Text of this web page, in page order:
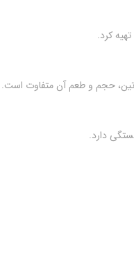
کرد.
حجم و طعم آن متفاوت است.
دارد.